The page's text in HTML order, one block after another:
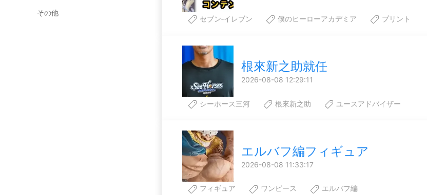
その他
セブン‐イレブン 僕のヒーローアカデミア プリント
根來新之助就任
2026-08-08 12:29:11
シーホース三河 根來新之助 ユースアドバイザー
エルバフ編フィギュア
2026-08-08 11:33:17
フィギュア ワンピース エルバフ編